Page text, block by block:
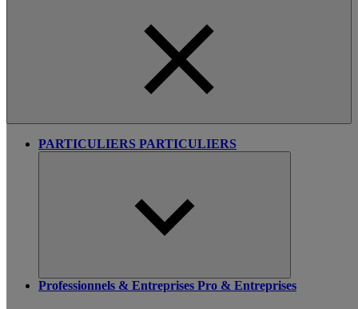
PARTICULIERS PARTICULIERS
Professionnels & Entreprises Pro & Entreprises